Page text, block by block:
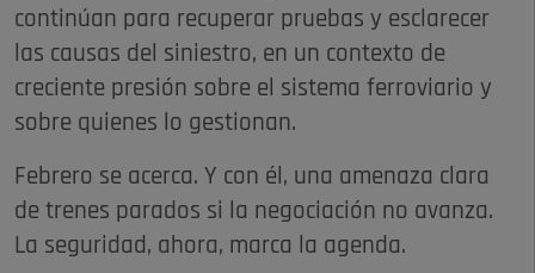
continúan para recuperar pruebas y esclarecer
las causas del siniestro, en un contexto de
creciente presión sobre el sistema ferroviario y
sobre quienes lo gestionan.
Febrero se acerca. Y con él, una amenaza clara
de trenes parados si la negociación no avanza.
La seguridad, ahora, marca la agenda.